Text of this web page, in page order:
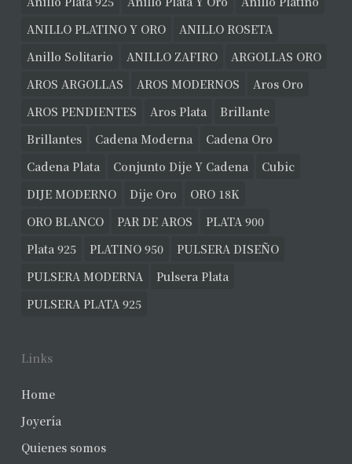
ANILLO PLATINO Y ORO
ANILLO ROSETA
Anillo Solitario
ANILLO ZAFIRO
ARGOLLAS ORO
AROS ARGOLLAS
AROS MODERNOS
Aros Oro
AROS PENDIENTES
Aros Plata
Brillante
Brillantes
Cadena Moderna
Cadena Oro
Cadena Plata
Conjunto Dije Y Cadena
Cubic
DIJE MODERNO
Dije Oro
ORO 18K
ORO BLANCO
PAR DE AROS
PLATA 900
Plata 925
PLATINO 950
PULSERA DISEÑO
PULSERA MODERNA
Pulsera Plata
PULSERA PLATA 925
Links
Home
Joyería
Quienes somos